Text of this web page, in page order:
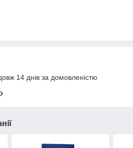
14 днів за домовленістю